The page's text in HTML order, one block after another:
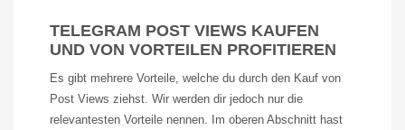
TELEGRAM POST VIEWS KAUFEN
UND VON VORTEILEN PROFITIEREN
Es gibt mehrere Vorteile, welche du durch den Kauf von
Post Views ziehst. Wir werden dir jedoch nur die
relevantesten Vorteile nennen. Im oberen Abschnitt hast